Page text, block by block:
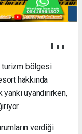
turizm bölgesi
hakkında
uyandırırken,
verdiği